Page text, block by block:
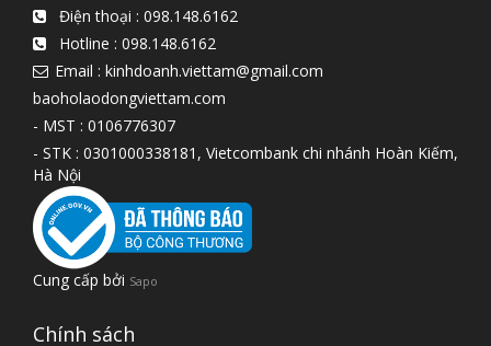
Điện thoại : 098.148.6162
Hotline : 098.148.6162
Email : kinhdoanh.viettam@gmail.com
baoholaodongviettam.com
- MST : 0106776307
- STK : 0301000338181, Vietcombank chi nhánh Hoàn Kiếm,
Hà Nội
Cung cấp bởi Sapo
Chính sách